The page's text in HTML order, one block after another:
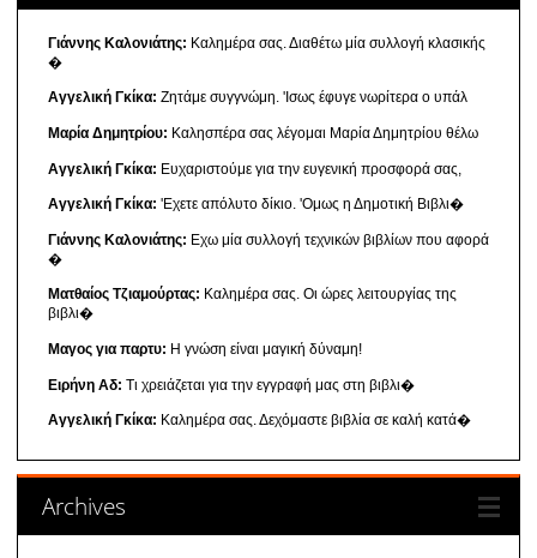
Γιάννης Καλονιάτης: Καλημέρα σας. Διαθέτω μία συλλογή κλασικής
�
Αγγελική Γκίκα: Ζητάμε συγγνώμη. 'Ισως έφυγε νωρίτερα ο υπάλ
Μαρία Δημητρίου: Καλησπέρα σας λέγομαι Μαρία Δημητρίου θέλω
Αγγελική Γκίκα: Ευχαριστούμε για την ευγενική προσφορά σας,
Αγγελική Γκίκα: 'Εχετε απόλυτο δίκιο. 'Ομως η Δημοτική Βιβλι�
Γιάννης Καλονιάτης: Εχω μία συλλογή τεχνικών βιβλίων που αφορά
�
Ματθαίος Τζιαμούρτας: Καλημέρα σας. Οι ώρες λειτουργίας της
βιβλι�
Μαγος για παρτυ: Η γνώση είναι μαγική δύναμη!
Ειρήνη Αδ: Τι χρειάζεται για την εγγραφή μας στη βιβλι�
Αγγελική Γκίκα: Καλημέρα σας. Δεχόμαστε βιβλία σε καλή κατά�
Archives